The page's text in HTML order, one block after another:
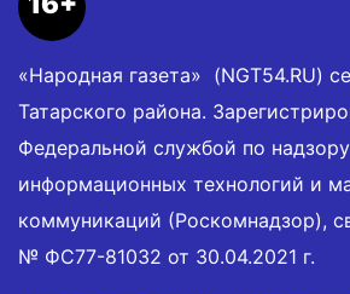
«Народная газета» (NGT54.RU)
Татарского района.
Федеральной службой по
информационных технологий и
коммуникаций (Роскомнадзор),
№ ФС77-81032 от 30.04.2021 г.